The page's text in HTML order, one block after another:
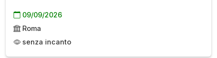
09/09/2026
Roma
senza incanto